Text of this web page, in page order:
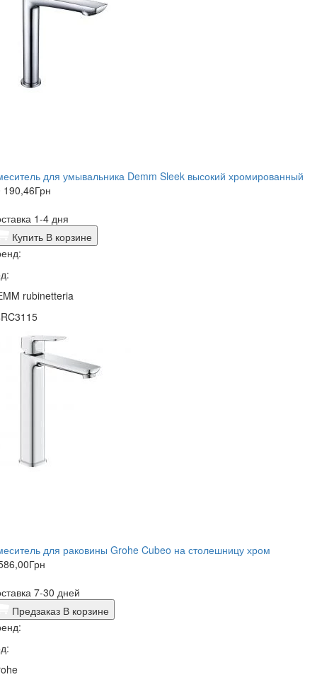
для умывальника Demm Sleek высокий хромированный
190,46Грн
1-4 дня
Купить В корзине
rubinetteria
для раковины Grohe Cubeo на столешницу хром
Грн
7-30 дней
Предзаказ В корзине